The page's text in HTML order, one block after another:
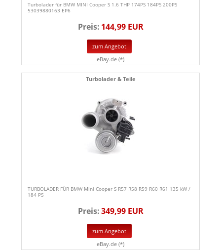
Turbolader für BMW MINI Cooper S 1.6 THP 174PS 184PS 200PS
53039880163 EP6
Preis: 144,99 EUR
zum Angebot
eBay.de (*)
Turbolader & Teile
TURBOLADER FÜR BMW Mini Cooper S R57 R58 R59 R60 R61 135 kW /
184 PS
Preis:349,99 EUR
zum Angebot
eBay.de (*)